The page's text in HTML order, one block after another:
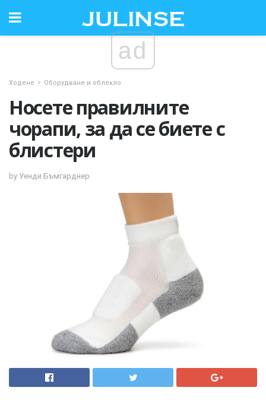
ad
Ходене Оборудване и облекло
Носете правилните
чорапи, за да се биете с
блистери
by Уенди Бъмгарднер